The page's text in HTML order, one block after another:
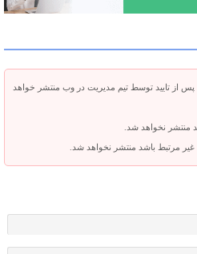
از تایید توسط تیم مدیریت در وب منتشر خواهد
منتشر نخواهد شد.
غیر مرتبط باشد منتشر نخواهد شد.